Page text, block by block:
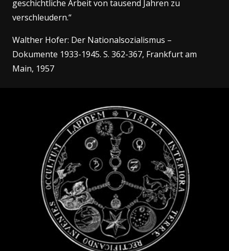
geschichtliche Arbeit von tausend Jahren zu
verschleudern.“
Walther Hofer: Der Nationalsozialismus –
Dokumente 1933-1945. S. 362-367, Frankfurt am
Main, 1957